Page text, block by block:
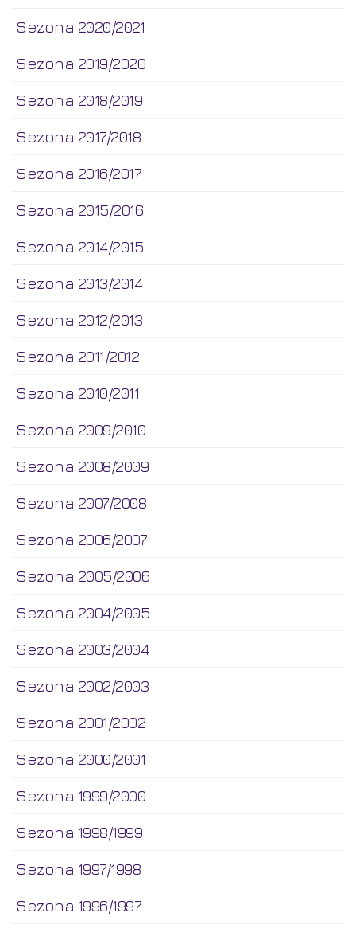
Sezona 2020/2021
Sezona 2019/2020
Sezona 2018/2019
Sezona 2017/2018
Sezona 2016/2017
Sezona 2015/2016
Sezona 2014/2015
Sezona 2013/2014
Sezona 2012/2013
Sezona 2011/2012
Sezona 2010/2011
Sezona 2009/2010
Sezona 2008/2009
Sezona 2007/2008
Sezona 2006/2007
Sezona 2005/2006
Sezona 2004/2005
Sezona 2003/2004
Sezona 2002/2003
Sezona 2001/2002
Sezona 2000/2001
Sezona 1999/2000
Sezona 1998/1999
Sezona 1997/1998
Sezona 1996/1997